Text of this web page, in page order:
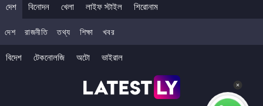
দেশ বিনোদন খেলা লাইফ স্টাইল শিরোনাম
দেশ রাজনীতি তথ্য শিক্ষা খবর
বিদেশ টেকনোলজি অটো ভাইরাল